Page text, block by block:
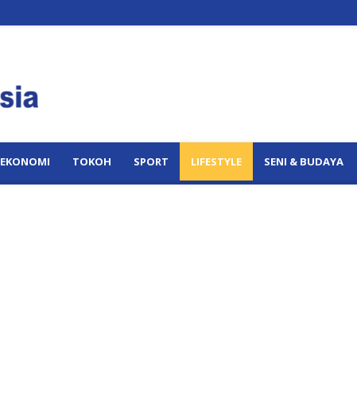
EKONOMI TOKOH SPORT LIFESTYLE SENI & BUDAYA